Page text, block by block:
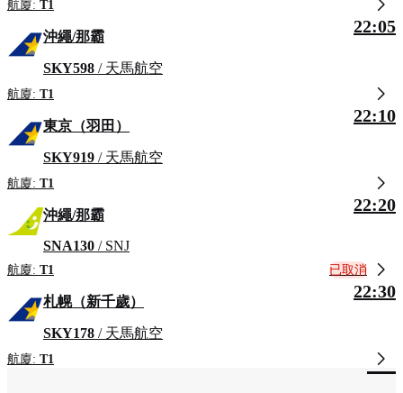
航廈: T1
沖繩/那霸
SKY598 / 天馬航空
航廈: T1
22:05
東京（羽田）
SKY919 / 天馬航空
航廈: T1
22:10
沖繩/那霸
SNA130 / SNJ
航廈: T1
22:20
已取消
札幌（新千歲）
SKY178 / 天馬航空
航廈: T1
22:30